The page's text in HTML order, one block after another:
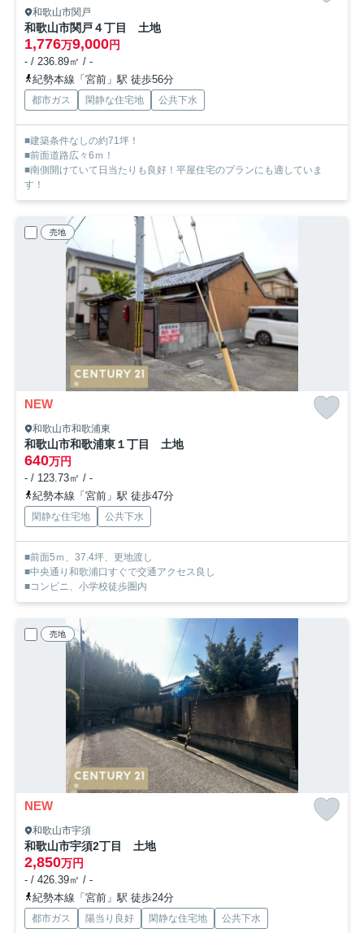
和歌山市関戸
和歌山市関戸４丁目 土地
1,776万9,000円
- / 236.89㎡ / -
紀勢本線「宮前」駅 徒歩56分
都市ガス 閑静な住宅地 公共下水
■建築条件なしの約71坪！
■前面道路広々6ｍ！
■南側開けていて日当たりも良好！平屋住宅のプランにも適していま
す！
売地
NEW
和歌山市和歌浦東
和歌山市和歌浦東１丁目 土地
640万円
- / 123.73㎡ / -
紀勢本線「宮前」駅 徒歩47分
閑静な住宅地 公共下水
■前面5ｍ、37.4坪、更地渡し
■中央通り和歌浦口すぐで交通アクセス良し
■コンビニ、小学校徒歩圏内
売地
NEW
和歌山市宇須
和歌山市宇須2丁目 土地
2,850万円
- / 426.39㎡ / -
紀勢本線「宮前」駅 徒歩24分
都市ガス 陽当り良好 閑静な住宅地 公共下水